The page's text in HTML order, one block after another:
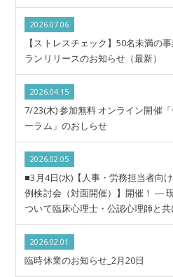
2026.07.06
【ストレスチェック】50名未満の
ランリリースのお知らせ（最新）
2026.04.15
7/23(木) 参加無料 オンライン開催
ーラム」のおしらせ
2026.02.05
■3月4日(水)【人事・労務担当者向
例検討会（対面開催）】開催！ ―
ついて臨床心理士・公認心理師と
2026.02.01
臨時休業のお知らせ_2月20日